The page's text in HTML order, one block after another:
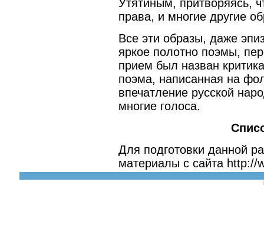
Утятиным, притворяясь,
права, и многие другие
Все эти образы, даже
яркое полотно поэмы,
прием был назван
поэма, написанная на
впечатление русской
многие голоса.
Для подготовки данной
материалы с сайта http://